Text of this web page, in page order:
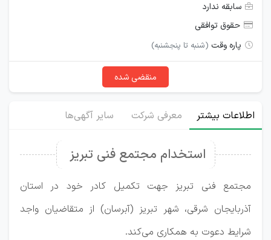
سابقه ندارد
حقوق توافقی
پاره وقت (شنبه تا پنجشنبه)
منقضی شده
اطلاعات بیشتر معرفی شرکت سایر آگهی‌ها
استخدام مجتمع فنی تبریز
مجتمع فنی تبریز جهت تکمیل کادر خود در استان
آذربایجان شرقی، شهر تبریز (آبرسان) از متقاضیان واجد
شرایط دعوت به همکاری می‌کند.